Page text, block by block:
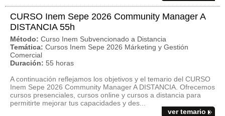
CURSO Inem Sepe 2026 Community Manager A
DISTANCIA 55h
Método: Curso Inem Subvencionado a Distancia
Temática: Cursos Inem Sepe 2026 Márketing y Gestión
Comercial
Duración: 55 horas
A continuación reflejamos los objetivos y el temario del CURSO
Inem Sepe 2026 Community Manager A DISTANCIA. Ofrecemos
cursos presenciales, cursos online y cursos a distancia para
permitirte mejorar tus capacidades y des...
ver temario